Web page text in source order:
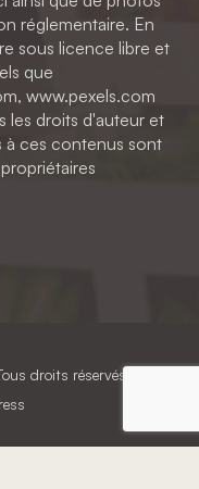
réglementaire. En
sous licence libre et
que
www.pexels.com
les droits d'auteur et
à ces contenus sont
droits réservés